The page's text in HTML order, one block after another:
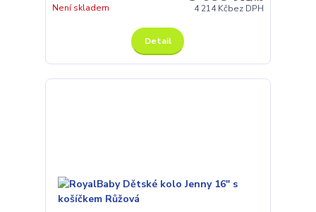
4 214 Kčbez DPH
Není skladem
Detail